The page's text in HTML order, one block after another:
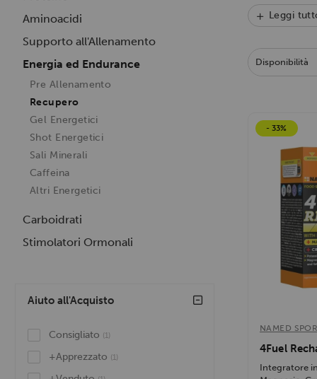
Aminoacidi
Supporto all'Allenamento
Energia ed Endurance
Pre Allenamento
Recupero
Gel Energetici
Shot Energetici
Sali Minerali
Caffeina
Altri Energetici
Carboidrati
Stimolatori Ormonali
Aiuto all'Acquisto
Consigliato (1)
+Apprezzato (1)
Leggi
Disponibilità
- 33%
NAMED
4Fuel
Integratore